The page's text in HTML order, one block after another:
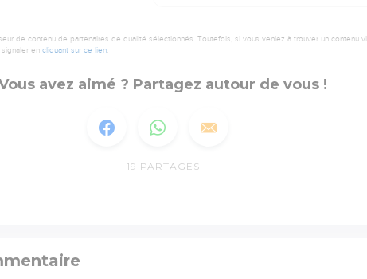
de contenu de partenaires de qualité sélectionnés. Toutefois, si vous veniez à trouver un contenu
en cliquant sur ce lien.
avez aimé ? Partagez autour de vous !
19 PARTAGES